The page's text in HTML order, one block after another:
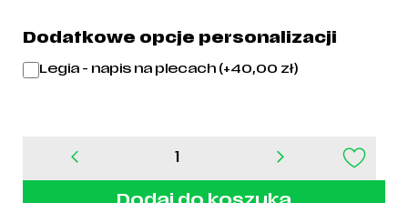
Dodatkowe opcje personalizacji
Legia - napis na plecach (+40,00 zł)
Koszulka